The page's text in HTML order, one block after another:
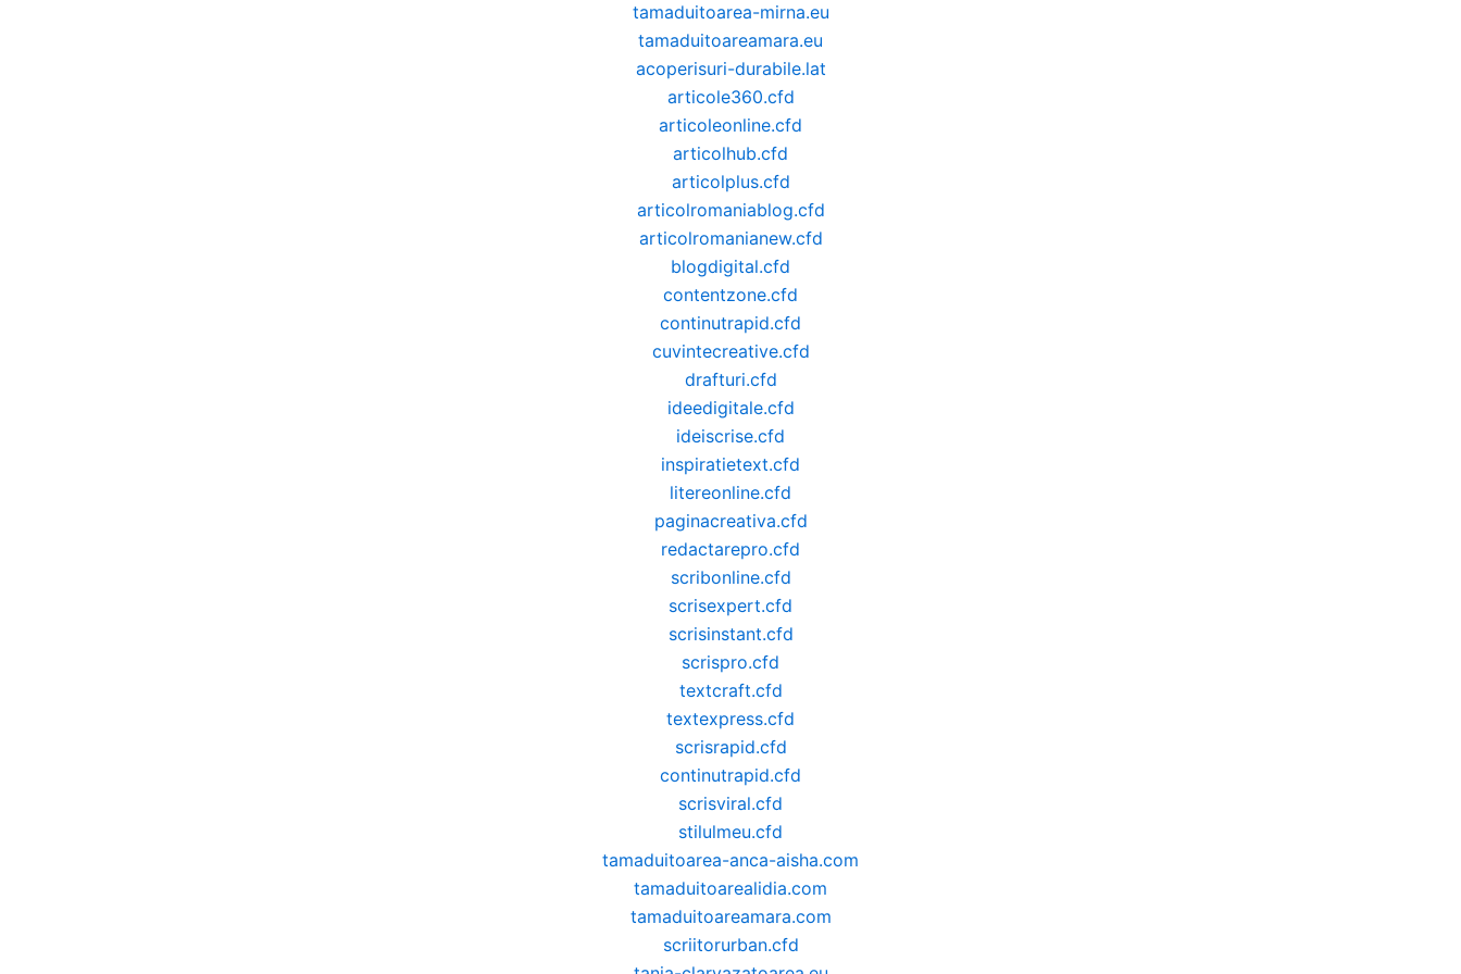
tamaduitoarea-mirna.eu
tamaduitoareamara.eu
acoperisuri-durabile.lat
articole360.cfd
articoleonline.cfd
articolhub.cfd
articolplus.cfd
articolromaniablog.cfd
articolromanianew.cfd
blogdigital.cfd
contentzone.cfd
continutrapid.cfd
cuvintecreative.cfd
drafturi.cfd
ideedigitale.cfd
ideiscrise.cfd
inspiratietext.cfd
litereonline.cfd
paginacreativa.cfd
redactarepro.cfd
scribonline.cfd
scrisexpert.cfd
scrisinstant.cfd
scrispro.cfd
textcraft.cfd
textexpress.cfd
scrisrapid.cfd
continutrapid.cfd
scrisviral.cfd
stilulmeu.cfd
tamaduitoarea-anca-aisha.com
tamaduitoarealidia.com
tamaduitoareamara.com
scriitorurban.cfd